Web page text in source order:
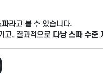
파라고 볼 수 있습니다.
고, 결과적으로 다낭 스파 수준